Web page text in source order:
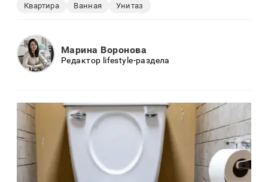
Квартира Ванная Унитаз
Марина Воронова
Редактор lifestyle-раздела